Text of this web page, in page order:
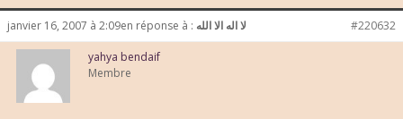
janvier 16, 2007 à 2:09en réponse à : لا اله الا الله #220632
yahya bendaif
Membre